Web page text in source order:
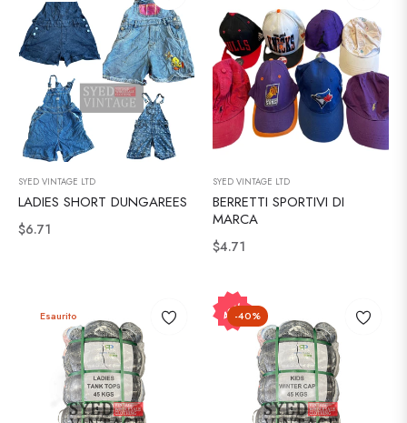
SYED VINTAGE LTD
LADIES SHORT DUNGAREES
Prezzo
$6.71
SYED VINTAGE LTD
BERRETTI SPORTIVI DI
MARCA
Prezzo
$4.71
Esaurito 40%-40%